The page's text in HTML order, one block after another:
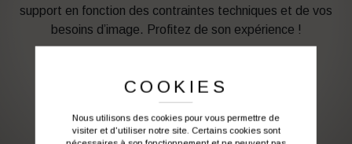
support en fonction des contraintes techniques et de vos
besoins d’image. Profitez de son expérience !
03 27 28 87 86 contact@colbleu.fr
COOKIES
Nous utilisons des cookies pour vous permettre de
visiter et d'utiliser notre site. Certains cookies sont